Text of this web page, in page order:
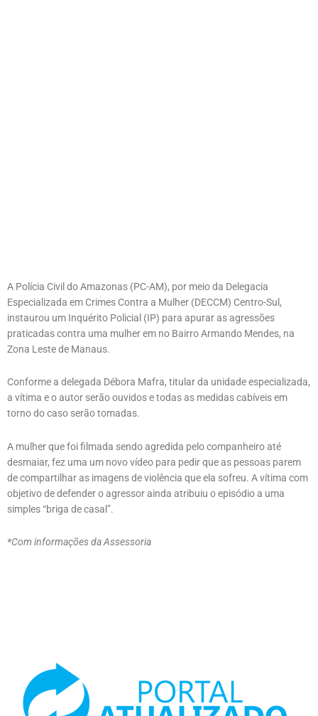
A Polícia Civil do Amazonas (PC-AM), por meio da Delegacia
Especializada em Crimes Contra a Mulher (DECCM) Centro-Sul,
instaurou um Inquérito Policial (IP) para apurar as agressões
praticadas contra uma mulher em no Bairro Armando Mendes, na
Zona Leste de Manaus.
Conforme a delegada Débora Mafra, titular da unidade especializada,
a vítima e o autor serão ouvidos e todas as medidas cabíveis em
torno do caso serão tomadas.
A mulher que foi filmada sendo agredida pelo companheiro até
desmaiar, fez uma um novo vídeo para pedir que as pessoas parem
de compartilhar as imagens de violência que ela sofreu. A vítima com
objetivo de defender o agressor ainda atribuiu o episódio a uma
simples “briga de casal”.
*Com informações da Assessoria